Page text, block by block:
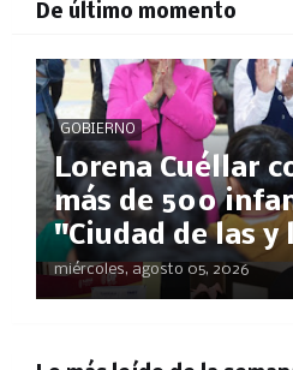
De último momento
GOBIERNO
Lorena Cuéllar
más de 500
"Ciudad de las y
miércoles, agosto 05, 2026